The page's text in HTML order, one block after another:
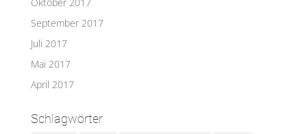
September 2017
Juli 2017
Mai 2017
April 2017
Schlagwörter